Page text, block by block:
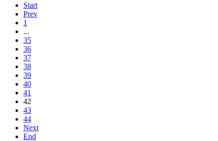
Start
Prev
1
...
35
36
37
38
39
40
41
42
43
44
Next
End